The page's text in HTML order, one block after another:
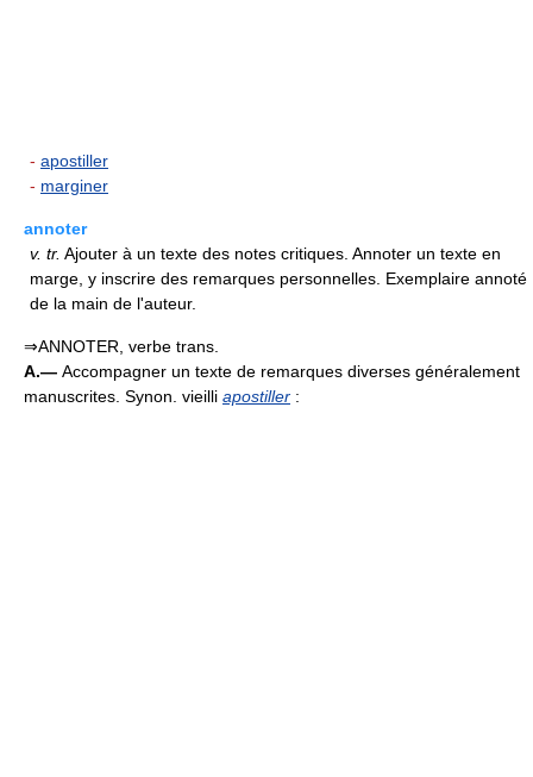
- apostiller
- marginer
annoter
v. tr. Ajouter à un texte des notes critiques. Annoter un texte en
marge, y inscrire des remarques personnelles. Exemplaire annoté
de la main de l'auteur.
⇒ANNOTER, verbe trans.
A.— Accompagner un texte de remarques diverses généralement
manuscrites. Synon. vieilli apostiller :